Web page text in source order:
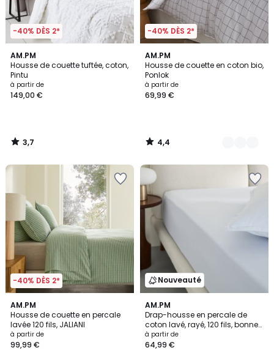
-40% DÈS 2*
AM.PM
Housse de couette tuftée, coton,
Pintu
à partir de
149,00 €
3,7
/ 5
3,7
/
-40% DÈS 2*
AM.PM
Housse de couette en coton bio,
Ponlok
à partir de
69,99 €
4,4
/ 5
2
Couleurs
4,4
/
-40% DÈS 2*
AM.PM
Housse de couette en percale
lavée 120 fils, JALIANI
à partir de
99,99 €
Nouveauté
AM.PM
Drap-housse en percale de
coton lavé, rayé, 120 fils, bonnet
30 cm, SABBAL
à partir de
64,99 €